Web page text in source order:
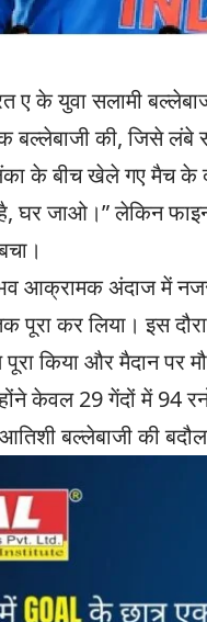
ए के युवा सलामी
बल्लेबाजी की, जिसे
के बीच खेले गए मैच के
घर जाओ।” लेकिन
आक्रामक अंदाज में नजर
पूरा कर लिया। इस
किया और मैदान पर
केवल 29 गेंदों में 94
बल्लेबाजी की